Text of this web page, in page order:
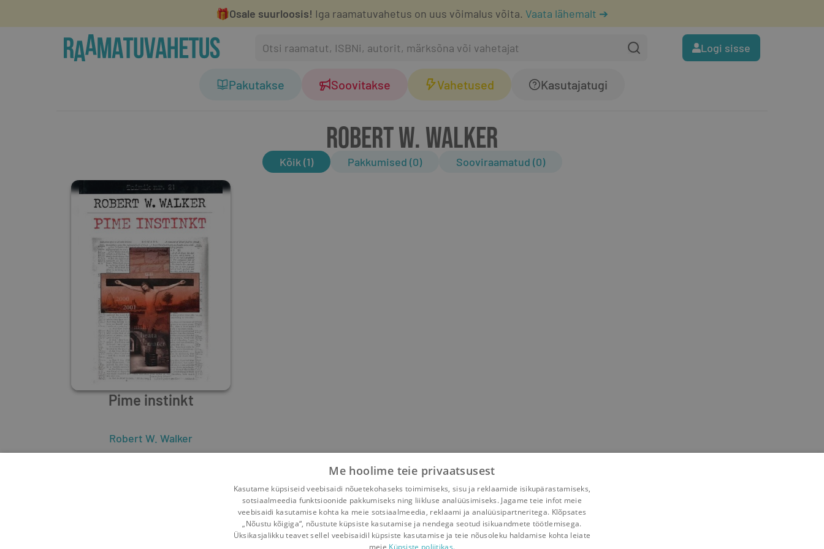
🎁Osale suurloosis! Iga raamatuvahetus on uus võimalus võita. Vaata lähemalt ➔
Logi sisse
Pakutakse Soovitakse Vahetused Kasutajatugi
ROBERT W. WALKER
Kõik (1) Pakkumised (0) Sooviraamatud (0)
Pime instinkt
Robert W. Walker
Me hoolime teie privaatsusest
Kasutame küpsiseid veebisaidi nõuetekohaseks toimimiseks, sisu ja reklaamide isikupärastamiseks,
sotsiaalmeedia funktsioonide pakkumiseks ning liikluse analüüsimiseks. Jagame teie infot meie
veebisaidi kasutamise kohta ka meie sotsiaalmeedia, reklaami ja analüüsipartneritega. Klõpsates
„Nõustu kõigiga“, nõustute küpsiste kasutamise ja nendega seotud isikuandmete töötlemisega.
Üksikasjalikku teavet sellel veebisaidil küpsiste kasutamise ja teie nõusoleku haldamise kohta leiate
meie Küpsiste poliitikas.